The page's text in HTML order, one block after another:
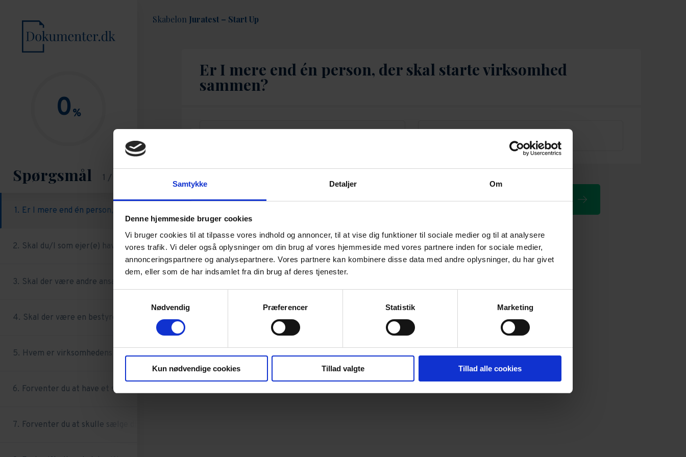
Samtykke Detaljer Om
Denne hjemmeside bruger cookies
Vi bruger cookies til at tilpasse vores indhold og annoncer, til at vise dig funktioner til sociale medier og til at analysere
vores trafik. Vi deler også oplysninger om din brug af vores hjemmeside med vores partnere inden for sociale medier,
annonceringspartnere og analysepartnere. Vores partnere kan kombinere disse data med andre oplysninger, du har givet
dem, eller som de har indsamlet fra din brug af deres tjenester.
Nødvendig
Præferencer Statistik Marketing
Kun nødvendige cookies Tillad valgte Tillad alle cookies
0%
Spørgsmål 1 /
Er I mere end én person, der skal starte virksomhed sammen?
Skal du/I som ejer(e) have udbetalt løn fra virksomheden?
Skal der være andre ansatte i virksomheden end ejerne?
Skal der være en bestyrelse eller advisory board?
Hvem er virksomhedens kunder?
Forventer du at have et større overskud i virksomheden?
Forventer du at skulle sælge din virksomhed på et tidspunkt?
Skabelon Juratest – Start Up
Er I mere end én person, der skal starte virksomhed
sammen?
Næste